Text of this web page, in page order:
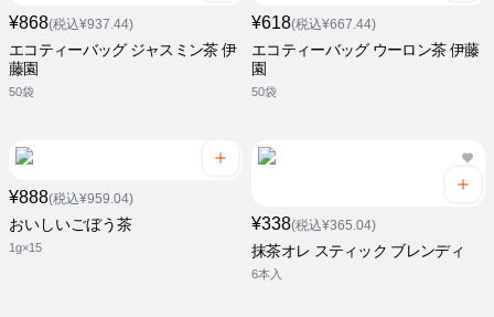
¥868(税込¥937.44)
エコティーバッグ ジャスミン茶 伊
藤園
50袋
¥618(税込¥667.44)
エコティーバッグ ウーロン茶 伊藤
園
50袋
¥888(税込¥959.04)
おいしいごぼう茶
1g×15
¥338(税込¥365.04)
抹茶オレ スティック ブレンディ
6本入